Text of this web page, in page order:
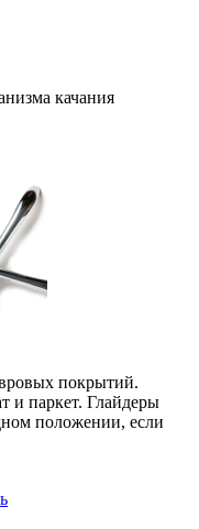
качания
покрытий.
и паркет. Глайдеры
положении, если